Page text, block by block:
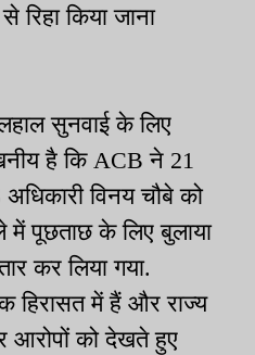
रिहा किया जाना
सुनवाई के लिए
है कि ACB ने 21
विनय चौबे को
में पूछताछ के लिए बुलाया
कर लिया गया.
हिरासत में हैं और राज्य
आरोपों को देखते हुए